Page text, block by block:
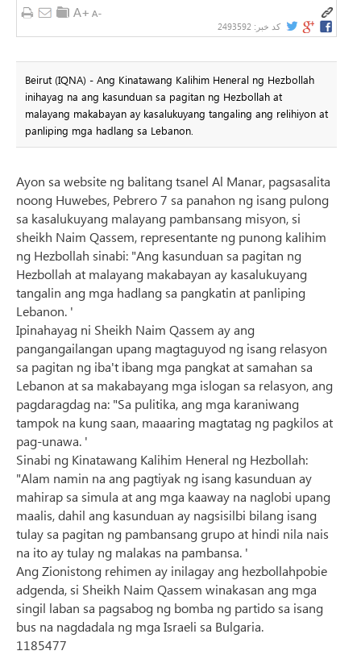
کد خبر: 2493592
Beirut (IQNA) - Ang Kinatawang Kalihim Heneral ng Hezbollah
inihayag na ang kasunduan sa pagitan ng Hezbollah at
malayang makabayan ay kasalukuyang tangaling ang relihiyon at
panliping mga hadlang sa Lebanon.
Ayon sa website ng balitang tsanel Al Manar, pagsasalita
noong Huwebes, Pebrero 7 sa panahon ng isang pulong
sa kasalukuyang malayang pambansang misyon, si
sheikh Naim Qassem, representante ng punong kalihim
ng Hezbollah sinabi: "Ang kasunduan sa pagitan ng
Hezbollah at malayang makabayan ay kasalukuyang
tangalin ang mga hadlang sa pangkatin at panliping
Lebanon. '
Ipinahayag ni Sheikh Naim Qassem ay ang
pangangailangan upang magtaguyod ng isang relasyon
sa pagitan ng iba't ibang mga pangkat at samahan sa
Lebanon at sa makabayang mga islogan sa relasyon, ang
pagdaragdag na: "Sa pulitika, ang mga karaniwang
tampok na kung saan, maaaring magtatag ng pagkilos at
pag-unawa. '
Sinabi ng Kinatawang Kalihim Heneral ng Hezbollah:
"Alam namin na ang pagtiyak ng isang kasunduan ay
mahirap sa simula at ang mga kaaway na naglobi upang
maalis, dahil ang kasunduan ay nagsisilbi bilang isang
tulay sa pagitan ng pambansang grupo at hindi nila nais
na ito ay tulay ng malakas na pambansa. '
Ang Zionistong rehimen ay inilagay ang hezbollahpobie
adgenda, si Sheikh Naim Qassem winakasan ang mga
singil laban sa pagsabog ng bomba ng partido sa isang
bus na nagdadala ng mga Israeli sa Bulgaria.
1185477